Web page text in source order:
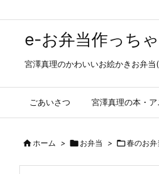
e-お弁当作っち
宮澤真理のかわいいお絵かきお弁
ごあいさつ 宮澤真理の本・ア
ホーム > お弁当 > 春のお弁